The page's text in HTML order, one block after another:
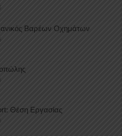
Βαρέων Οχημάτων
Θέση Εργασίας